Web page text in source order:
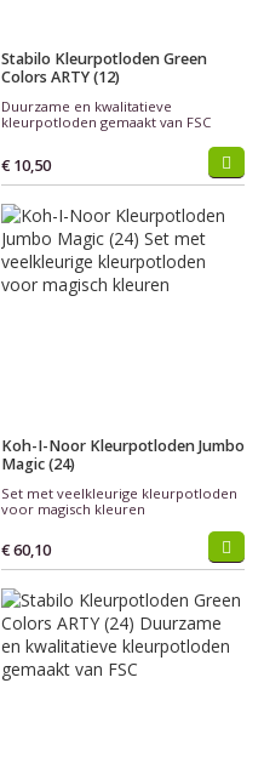
Stabilo Kleurpotloden Green
Colors ARTY (12)
Duurzame en kwalitatieve
kleurpotloden gemaakt van FSC
€ 10,50
Koh-I-Noor Kleurpotloden Jumbo
Magic (24)
Set met veelkleurige kleurpotloden
voor magisch kleuren
€ 60,10